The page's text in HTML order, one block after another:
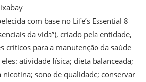
com base no Life’s Essential 8
da vida”), criado pela entidade,
críticos para a manutenção da saúde
atividade física; dieta balanceada;
nicotina; sono de qualidade; conservar